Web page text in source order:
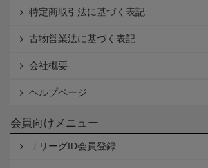
特定商取引法に基づく表記
古物営業法に基づく表記
会社概要
ヘルプページ
会員向けメニュー
ＪリーグID会員登録